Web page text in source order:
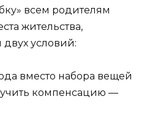
всем родителям
жительства,
условий:
вместо набора вещей
компенсацию —